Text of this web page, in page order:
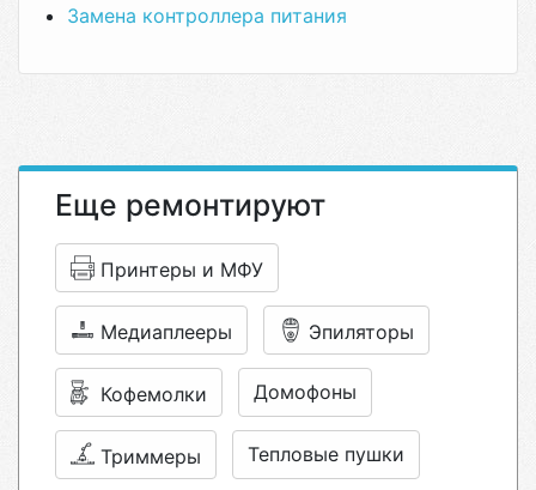
Замена контроллера питания
Еще ремонтируют
Принтеры и МФУ
Медиаплееры Эпиляторы
Кофемолки Домофоны
Триммеры Тепловые пушки